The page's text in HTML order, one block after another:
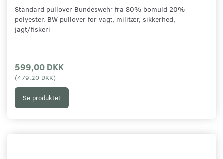
Standard pullover Bundeswehr fra 80% bomuld 20%
polyester. BW pullover for vagt, militær, sikkerhed,
jagt/fiskeri
599,00 DKK
(479,20 DKK)
Se produktet